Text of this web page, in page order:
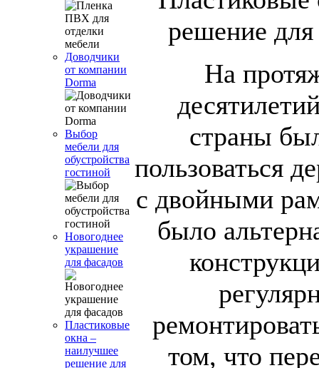
Доводчики
от компании
Dorma
Выбор
мебели для
обустройства
гостиной
Новогоднее
украшение
для фасадов
Пластиковые
окна –
наилучшее
решение для
На
страны
пользоваться
с двойными
было
том, что